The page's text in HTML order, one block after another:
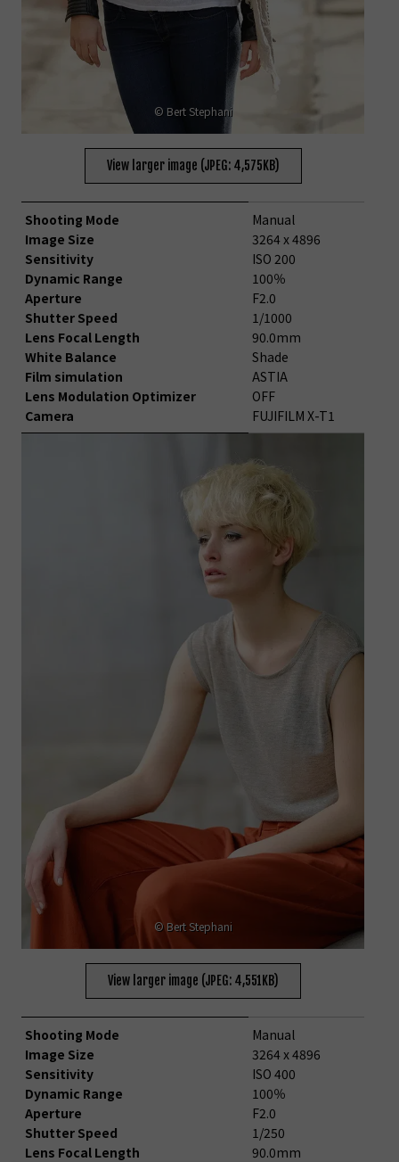
© Bert Stephani
View larger image (JPEG: 4,575KB)
Shooting Mode
Image Size
Sensitivity
Dynamic Range
Aperture
Shutter Speed
Lens Focal Length
White Balance
Film simulation
Lens Modulation Optimizer
Camera
Manual
3264 x 4896
ISO 200
100％
F2.0
1/1000
90.0mm
Shade
ASTIA
OFF
FUJIFILM X-T1
© Bert Stephani
View larger image (JPEG: 4,551KB)
Shooting Mode
Image Size
Sensitivity
Dynamic Range
Aperture
Shutter Speed
Lens Focal Length
Manual
3264 x 4896
ISO 400
100％
F2.0
1/250
90.0mm